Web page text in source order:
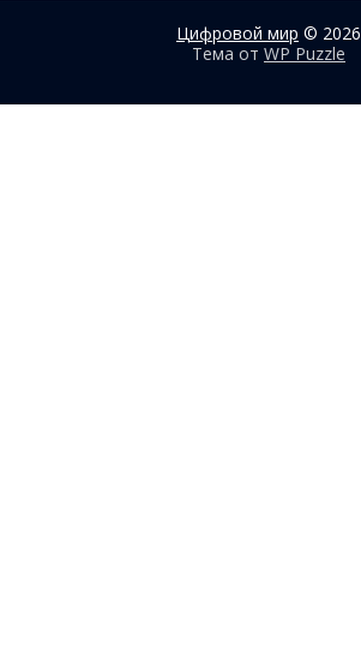
Цифровой мир © 2026
Тема от WP Puzzle